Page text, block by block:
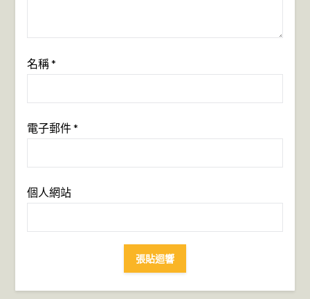
名稱*
電子郵件*
個人網站